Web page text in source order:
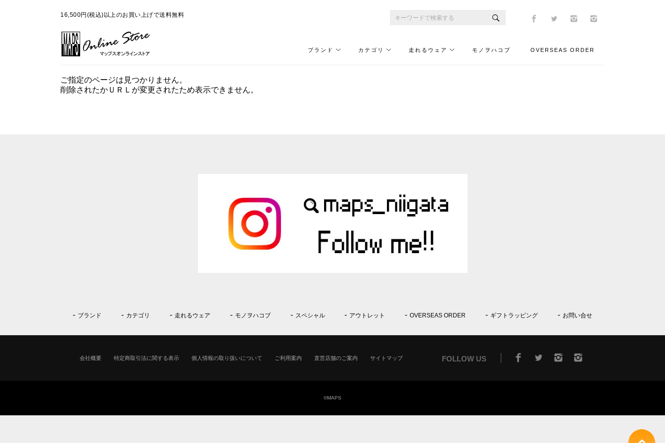
16,500円(税込)以上のお買い上げで送料無料
ブランド カテゴリ 走れるウェア モノヲハコブ OVERSEAS ORDER
ご指定のページは見つかりません。
削除されたかＵＲＬが変更されたため表示できません。
ブランド カテゴリ 走れるウェア モノヲハコブ スペシャル アウトレット OVERSEAS ORDER ギフトラッピング お問い合せ
会社概要 特定商取引法に関する表示 個人情報の取り扱いについて ご利用案内 直営店舗のご案内 サイトマップ FOLLOW US
©MAPS